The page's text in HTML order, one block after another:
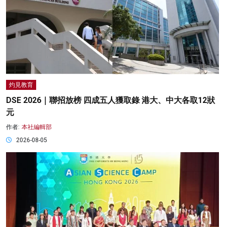
灼見教育
DSE 2026｜聯招放榜 四成五人獲取錄 港大、中大各取12狀
元
作者: 本社編輯部
2026-08-05